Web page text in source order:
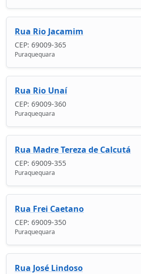
Rua Rio Jacamim
CEP: 69009-365
Puraquequara
Rua Rio Unaí
CEP: 69009-360
Puraquequara
Rua Madre Tereza de Calcutá
CEP: 69009-355
Puraquequara
Rua Frei Caetano
CEP: 69009-350
Puraquequara
Rua José Lindoso